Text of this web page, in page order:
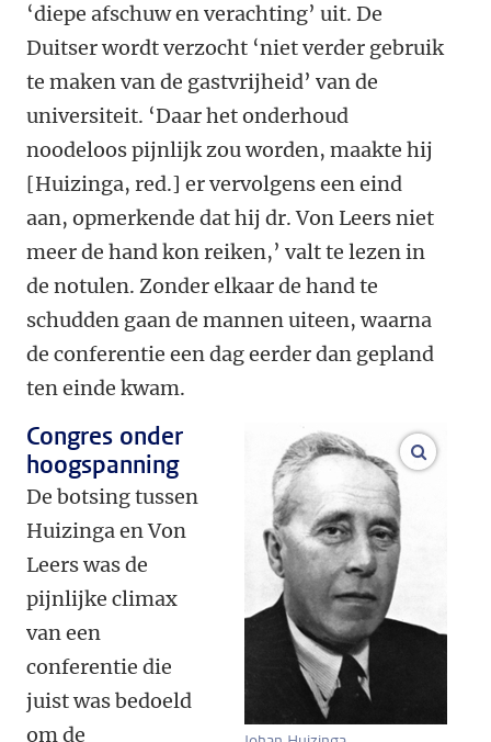
‘diepe afschuw en verachting’ uit. De
Duitser wordt verzocht ‘niet verder gebruik
te maken van de gastvrijheid’ van de
universiteit. ‘Daar het onderhoud
noodeloos pijnlijk zou worden, maakte hij
[Huizinga, red.] er vervolgens een eind
aan, opmerkende dat hij dr. Von Leers niet
meer de hand kon reiken,’ valt te lezen in
de notulen. Zonder elkaar de hand te
schudden gaan de mannen uiteen, waarna
de conferentie een dag eerder dan gepland
ten einde kwam.
Congres onder
hoogspanning
De botsing tussen
Huizinga en Von
Leers was de
pijnlijke climax
van een
conferentie die
juist was bedoeld
om de